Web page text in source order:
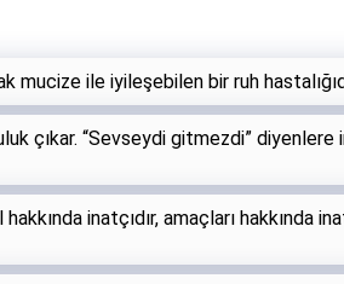
mucize ile iyileşebilen bir ruh
çıkar. “Sevseydi gitmezdi” diyenlere
inatçıdır, amaçları hakkında